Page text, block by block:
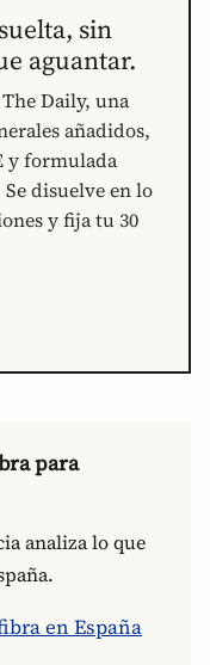
sin
aguantar.
Daily, una
añadidos,
y formulada
disuelve en lo
y fija tu 30
para
analiza lo que
en España